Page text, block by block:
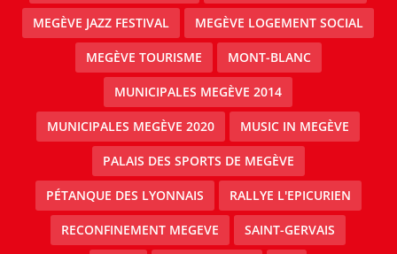
MEGÈVE JAZZ FESTIVAL MEGÈVE LOGEMENT SOCIAL
MEGÈVE TOURISME MONT-BLANC
MUNICIPALES MEGÈVE 2014
MUNICIPALES MEGÈVE 2020 MUSIC IN MEGÈVE
PALAIS DES SPORTS DE MEGÈVE
PÉTANQUE DES LYONNAIS RALLYE L'EPICURIEN
RECONFINEMENT MEGEVE SAINT-GERVAIS